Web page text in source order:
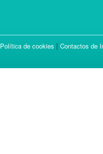
Política de cookies | Contactos de